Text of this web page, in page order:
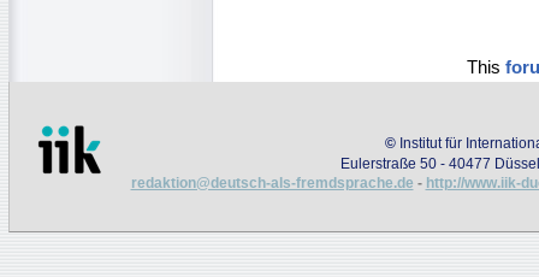
This
© Institut für
Eulerstraße 50 - 40477
redaktion@deutsch-als-fremdsprache.de - http://www.iik-